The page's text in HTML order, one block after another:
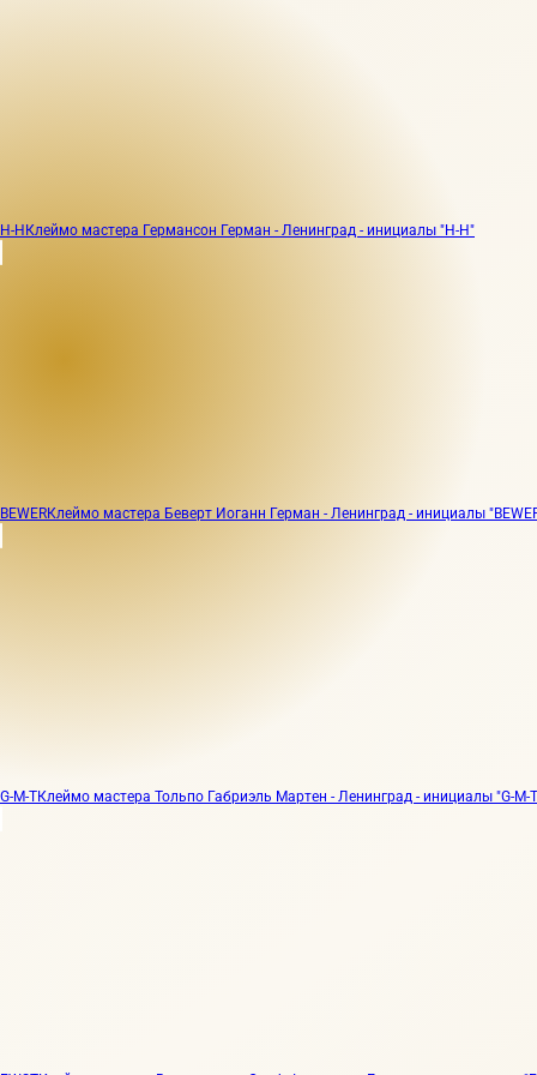
H-HКлеймо мастера Германсон Герман - Ленинград - инициалы "H-H"
BEWERКлеймо мастера Беверт Иоганн Герман - Ленинград - инициалы
G-M-TКлеймо мастера Тольпо Габриэль Мартен - Ленинград - инициалы "G-M-